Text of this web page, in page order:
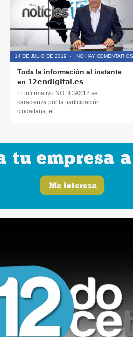
14 DE JULIO DE 2019 - NO HAY COMENTARIOS
Toda la información al instante
en 𝟭𝟮𝗲𝗻𝗱𝗶𝗴𝗶𝘁𝗮𝗹.𝗲𝘀
El informativo NOTICIAS12 se
caracteriza por la participación
ciudadana, el...